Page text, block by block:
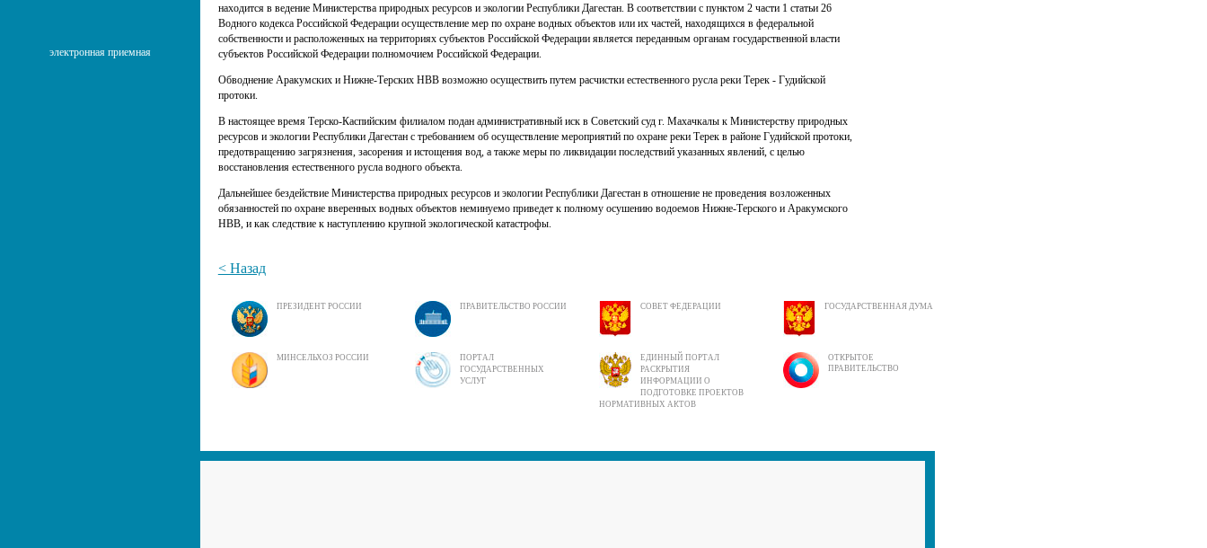
электронная приемная
находится в ведение Министерства природных ресурсов и экологии Республики Дагестан. В соответствии с пунктом 2 части 1 статьи 26
Водного кодекса Российской Федерации осуществление мер по охране водных объектов или их частей, находящихся в федеральной
собственности и расположенных на территориях субъектов Российской Федерации является переданным органам государственной власти
субъектов Российской Федерации полномочием Российской Федерации.
Обводнение Аракумских и Нижне-Терских НВВ возможно осуществить путем расчистки естественного русла реки Терек - Гудийской
протоки.
В настоящее время Терско-Каспийским филиалом подан административный иск в Советский суд г. Махачкалы к Министерству природных
ресурсов и экологии Республики Дагестан с требованием об осуществление мероприятий по охране реки Терек в районе Гудийской протоки,
предотвращению загрязнения, засорения и истощения вод, а также меры по ликвидации последствий указанных явлений, с целью
восстановления естественного русла водного объекта.
Дальнейшее бездействие Министерства природных ресурсов и экологии Республики Дагестан в отношение не проведения возложенных
обязанностей по охране вверенных водных объектов неминуемо приведет к полному осушению водоемов Нижне-Терского и Аракумского
НВВ, и как следствие к наступлению крупной экологической катастрофы.
< Назад
ПРЕЗИДЕНТ РОССИИ
МИНСЕЛЬХОЗ РОССИИ
ПРАВИТЕЛЬСТВО РОССИИ
ПОРТАЛ
ГОСУДАРСТВЕННЫХ
УСЛУГ
СОВЕТ ФЕДЕРАЦИИ
ЕДИННЫЙ ПОРТАЛ
РАСКРЫТИЯ
ИНФОРМАЦИИ О
ПОДГОТОВКЕ ПРОЕКТОВ
НОРМАТИВНЫХ АКТОВ
ГОСУДАРСТВЕННАЯ ДУМА
ОТКРЫТОЕ
ПРАВИТЕЛЬСТВО